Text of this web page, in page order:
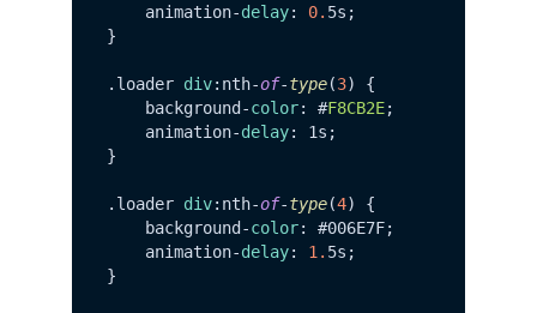
    animation-
delay: 0. 5s;
}
. loader div:nth-of-type(3) {
    background-
color: #F8CB2E;
    animation-
delay: 1s;
}
. loader div:nth-of-type(4) {
    background-
color: #006E7F;
    animation-
delay: 1. 5s;
}